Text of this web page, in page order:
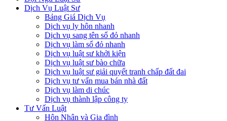
Dịch Vụ Luật Sư
Bảng Giá Dịch Vụ
Dịch vụ ly hôn nhanh
Dịch vụ sang tên sổ đỏ nhanh
Dịch vụ làm sổ đỏ nhanh
Dịch vụ luật sư khởi kiện
Dịch vụ luật sư bào chữa
Dịch vụ luật sư giải quyết tranh chấp đất đai
Dịch vụ tư vấn mua bán nhà đất
Dịch vụ làm di chúc
Dịch vụ thành lập công ty
Tư Vấn Luật
Hôn Nhân và Gia đình